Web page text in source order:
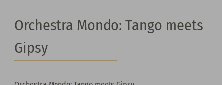
Orchestra Mondo: Tango meets
Gipsy